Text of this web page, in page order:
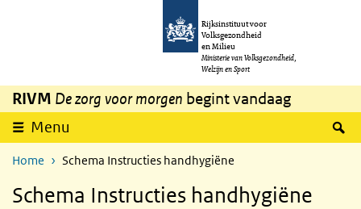
Overslaan en naar de inhoud gaan
Rijksinstituut voor
Volksgezondheid
en Milieu
Ministerie van Volksgezondheid,
Welzijn en Sport
RIVM De zorg voor morgen begint vandaag
Menu
Home Schema Instructies handhygiëne
Schema Instructies handhygiëne